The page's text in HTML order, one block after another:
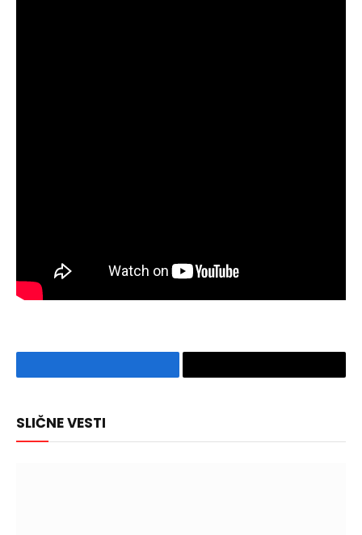
Facebook
Copy
SLIČNE VESTI